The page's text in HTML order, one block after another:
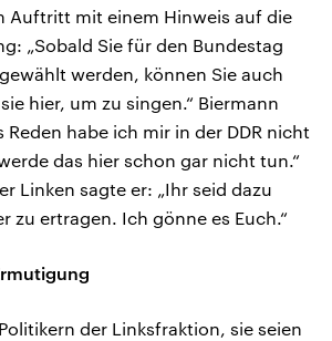
Auftritt mit einem Hinweis auf die
„Sobald Sie für den Bundestag
werden, können Sie auch
hier, um zu singen.“ Biermann
Reden habe ich mir in der DDR nicht
das hier schon gar nicht tun.“
Linken sagte er: „Ihr seid dazu
zu ertragen. Ich gönne es Euch.“
der Linksfraktion, sie seien